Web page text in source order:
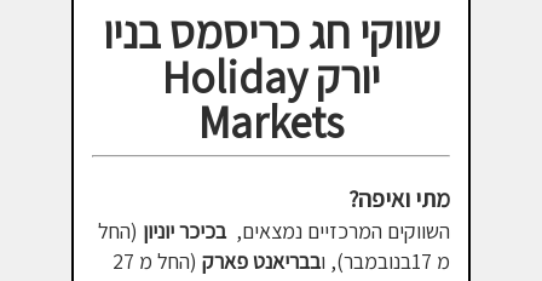
שווקי חג כריסמס בניו
יורק Holiday
Markets
השווקים המרכזיים נמצאים, בכיכר יוניון (החל
מ 17בנובמבר), ו
בבריאנט פארק
(החל מ 27
מתי ואיפה?